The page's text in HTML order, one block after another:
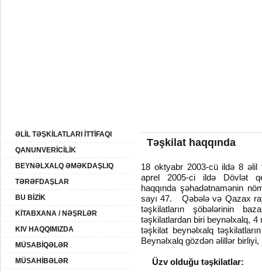
Təşkilat haqqında
18 oktyabr 2003-cü ildə 8 əlil
aprel 2005-ci ildə Dövlət
haqqında şəhadətnamənin
sayı 47. Qəbələ və Qazax
təşkilatların şöbələrinin
təşkilatlardan biri beynəlxalq,
təşkilat beynəlxalq
Beynəlxalq gözdən əlillər
Üzv olduğu təşkilatlar:
ƏLİL TƏŞKİLATLARI İTTİFAQI
QANUNVERİCİLİK
BEYNƏLXALQ ƏMƏKDAŞLIQ
TƏRƏFDAŞLAR
BU BİZİK
KİTABXANA / NƏŞRLƏR
KIV HAQQIMIZDA
MÜSABİQƏLƏR
MÜSAHİBƏLƏR